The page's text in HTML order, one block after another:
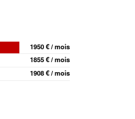
1950 € / mois
1855 € / mois
1908 € / mois